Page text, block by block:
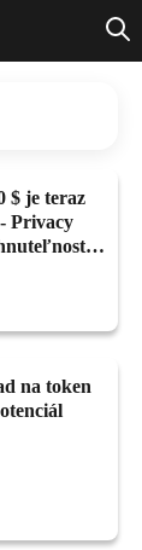
$ je teraz
Privacy
v
na token